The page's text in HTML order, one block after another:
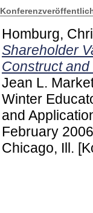
Homburg,
Shareholder
Construct
Jean L.
Winter
and
February
Chicago, Ill.